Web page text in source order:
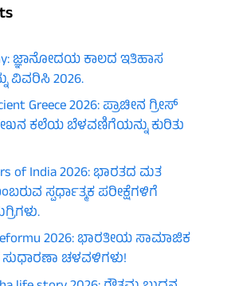
ಜ್ಞಾನೋದಯ ಕಾಲದ ಇತಿಹಾಸ
ವಿವರಿಸಿ 2026.
Greece 2026: ಪ್ರಾಚೀನ ಗ್ರೀಸ್
ಕಲೆಯ ಬೆಳವಣಿಗೆಯನ್ನು ಕುರಿತು
of India 2026: ಭಾರತದ ಮತ
ಸ್ಪರ್ಧಾತ್ಮಕ ಪರೀಕ್ಷೆಗಳಿಗೆ
2026: ಭಾರತೀಯ ಸಾಮಾಜಿಕ
ಚಳವಳಿಗಳು!